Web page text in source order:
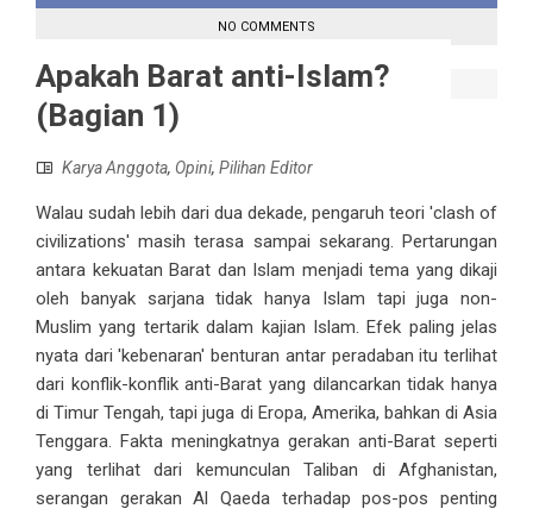
NO COMMENTS
Apakah Barat anti-Islam?
(Bagian 1)
Karya Anggota, Opini, Pilihan Editor
Walau sudah lebih dari dua dekade, pengaruh teori 'clash of
civilizations' masih terasa sampai sekarang. Pertarungan
antara kekuatan Barat dan Islam menjadi tema yang dikaji
oleh banyak sarjana tidak hanya Islam tapi juga non-
Muslim yang tertarik dalam kajian Islam. Efek paling jelas
nyata dari 'kebenaran' benturan antar peradaban itu terlihat
dari konflik-konflik anti-Barat yang dilancarkan tidak hanya
di Timur Tengah, tapi juga di Eropa, Amerika, bahkan di Asia
Tenggara. Fakta meningkatnya gerakan anti-Barat seperti
yang terlihat dari kemunculan Taliban di Afghanistan,
serangan gerakan Al Qaeda terhadap pos-pos penting